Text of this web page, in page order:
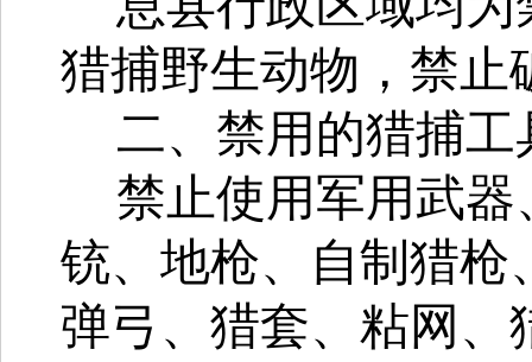
猎捕野生动物，禁止
二、禁用的猎捕工
禁止使用军用武
铳、地枪、自制猎枪
弹弓、猎套、粘网、